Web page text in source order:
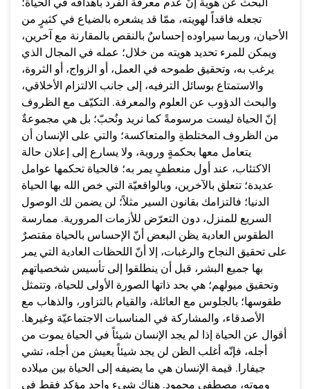
تجعله فاقداً لهويته، ممّا قد يشعره بالضياع في كثيرٍ من
الأحيان، وربما سيراوده إحساسٌ بالنقص بالمقارنة مع آخرين،
ويمكن للمرء تحديد هويته من خلال؛ عمله في المجال الذي
يرغب به، وتحقيق طموحه في العمل، أو الزواج، أو الثروة،
والاستمتاع بوسائل الترفيه، إلى جانب الالتزام الأخلاقي،
والبحث الدؤوب عن العلوم والمعرفة. التكيّف مع الظروف
إنّ الحياة ليست مرسومةً كما نريد ونُحبّ؛ بل هي مجموعةٌ
من الظروف المختلطةِ والمتعاكسة؛ والتي على الإنسان أن
يتعامل معها بحكمةٍ وروية، ولا يسارع إلى إعلان حالة
الاكتئاب، عند أول منعطفٍ يمر به؛ فالحياة تحكمها عوامل
عديدة؛ تتعلق بالآخرين، وبالواقعيّة التي خص الله بها الحياة
الدنيا؛ فالتزامك بقانون السير مثلاً؛ لن يضمن لك الوصول
السريع للمنزل، دون التعرّض للأزمات المرورية. ممارسة
الطقوس العادية يظن البعض أنّ الإحساس بالحياة مقتصرٌ
على تحقيق النجاح والرغبات، إلا أنّ اللحظات العادية التي يمر
بها جميع البشر، قبل أن ينطلقوا إلى تأسيس شخصياتهم
وتحقيق ميولهم؛ هي بحد ذاتها الصورة الأولى للحياة، وتتمثل
طقوسها؛ بالجلوس مع العائلة، والقيام بالتزاور، والذهاب مع
الأصدقاء، والمشاركة في المناسبات الاجتماعيّة وغيرها.
أقوال عن الحياة إذا لم يجد الإنسان شيئاً في الحياة يموت من
أجله، فإنّه أغلب الظن لن يجد شيئاً يعيش من أجله، تشي
جيفارا. قيمة الإنسان هي ما يضيفه إلى الحياة بين ميلاده
وموته، مصطفى محمود. هناك شيء واحد مؤكد فقط في